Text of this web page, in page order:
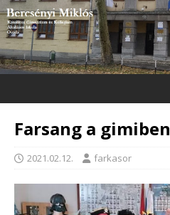
Farsang a gimiben
2021.02.12. farkasor